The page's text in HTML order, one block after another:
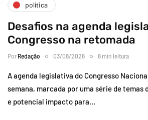
política
Desafios na agenda
Congresso na retomada
Por Redação 03/08/2026 6 min leitura
A agenda legislativa do Congresso
semana, marcada por uma série de temas
e potencial impacto para…